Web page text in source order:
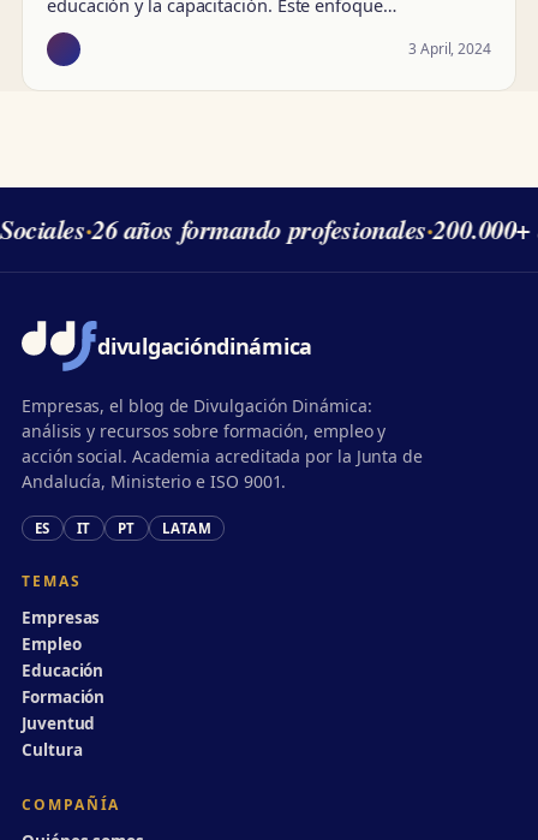
educación y la capacitación. Este enfoque…
3 April, 2024
·26 años formando profesionales·200.000+
divulgacióndinámica
Empresas, el blog de Divulgación Dinámica:
análisis y recursos sobre formación, empleo y
acción social. Academia acreditada por la Junta de
Andalucía, Ministerio e ISO 9001.
ES IT PT LATAM
TEMAS
Empresas
Empleo
Educación
Formación
Juventud
Cultura
COMPAÑÍA